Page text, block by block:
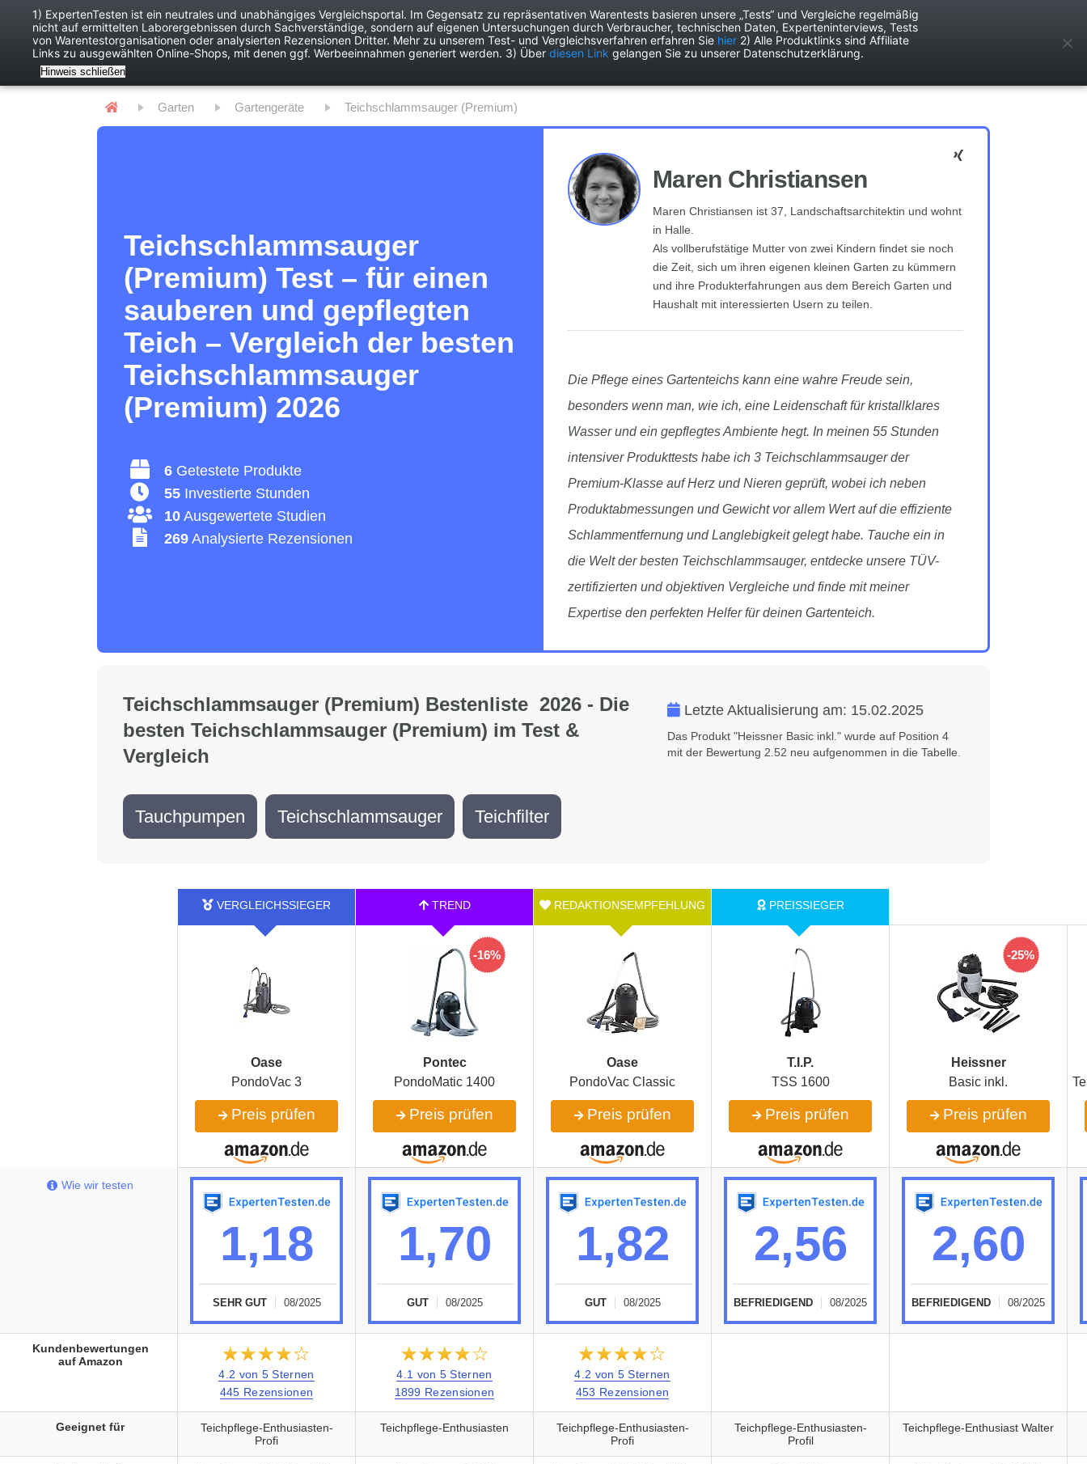
Baby Digitales Drogerie Elektronik Freizeit Garten Haushalt Heimwerken Services
Garten Gartengeräte Teichschlammsauger (Premium)
Teichschlammsauger
(Premium) Test – für einen
sauberen und gepflegten
Teich – Vergleich der besten
Teichschlammsauger
(Premium) 2026
6 Getestete Produkte
55 Investierte Stunden
10 Ausgewertete Studien
269 Analysierte Rezensionen
Maren Christiansen
Maren Christiansen ist 37, Landschaftsarchitektin und wohnt
in Halle.
Als vollberufstätige Mutter von zwei Kindern findet sie noch
die Zeit, sich um ihren eigenen kleinen Garten zu kümmern
und ihre Produkterfahrungen aus dem Bereich Garten und
Haushalt mit interessierten Usern zu teilen.
Die Pflege eines Gartenteichs kann eine wahre Freude sein,
besonders wenn man, wie ich, eine Leidenschaft für kristallklares
Wasser und ein gepflegtes Ambiente hegt. In meinen 55 Stunden
intensiver Produkttests habe ich 3 Teichschlammsauger der
Premium-Klasse auf Herz und Nieren geprüft, wobei ich neben
Produktabmessungen und Gewicht vor allem Wert auf die effiziente
Schlammentfernung und Langlebigkeit gelegt habe. Tauche ein in
die Welt der besten Teichschlammsauger, entdecke unsere TÜV-
zertifizierten und objektiven Vergleiche und finde mit meiner
Expertise den perfekten Helfer für deinen Gartenteich.
Teichschlammsauger (Premium) Bestenliste 2026 - Die
besten Teichschlammsauger (Premium) im Test &
Vergleich
Letzte Aktualisierung am: 15.02.2025
Das Produkt "Heissner Basic inkl." wurde auf Position 4
mit der Bewertung 2.52 neu aufgenommen in die Tabelle.
Tauchpumpen Teichschlammsauger Teichfilter
-16% -25%
Oase Pontec Oase T.I.P.
Heissner
PondoVac 3
PondoMatic 1400 PondoVac Classic TSS 1600 Basic inkl.
Preis prüfen Preis prüfen Preis prüfen Preis prüfen Preis prüfen
1,18
SEHR GUT 08/2025
1,70
GUT 08/2025
1,82
GUT 08/2025
2,56
BEFRIEDIGEND 08/2025
2,60
BEFRIEDIGEND 08/2025
★★★★★
☆☆☆☆☆
4.2 von 5 Sternen
445 Rezensionen
★★★★★
☆☆☆☆☆
4.1 von 5 Sternen
1899 Rezensionen
★★★★★
☆☆☆☆☆
4.2 von 5 Sternen
453 Rezensionen
Teichpflege-Enthusiasten-
Profi
Teichpflege-Enthusiasten
Teichpflege-Enthusiasten-
Profi
Teichpflege-Enthusiasten-
Profil
Teichpflege-Enthusiast Walter
Wie wir testen
Kundenbewertungen
auf Amazon
Geeignet für
1) ExpertenTesten ist ein neutrales und unabhängiges Vergleichsportal. Im Gegensatz zu repräsentativen Warentests basieren unsere „Tests“ und Vergleiche regelmäßig
nicht auf ermittelten Laborergebnissen durch Sachverständige, sondern auf eigenen Untersuchungen durch Verbraucher, technischen Daten, Experteninterviews, Tests
von Warentestorganisationen oder analysierten Rezensionen Dritter. Mehr zu unserem Test- und Vergleichsverfahren erfahren Sie hier 2) Alle Produktlinks sind Affiliate
Links zu ausgewählten Online-Shops, mit denen ggf. Werbeeinnahmen generiert werden. 3) Überdiesen Link gelangen Sie zu unserer Datenschutzerklärung.
Hinweis schließen